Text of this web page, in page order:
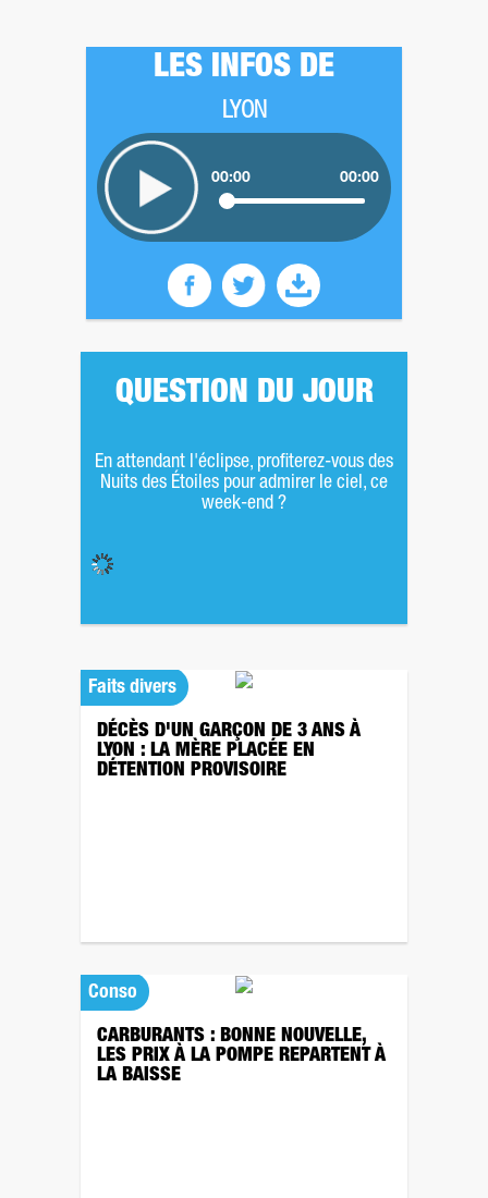
LES INFOS DE
LYON
00:00 00:00
QUESTION DU JOUR
En attendant l'éclipse, profiterez-vous des
Nuits des Étoiles pour admirer le ciel, ce
week-end ?
Faits divers
DÉCÈS D'UN GARÇON DE 3 ANS À
LYON : LA MÈRE PLACÉE EN
DÉTENTION PROVISOIRE
Conso
CARBURANTS : BONNE NOUVELLE,
LES PRIX À LA POMPE REPARTENT À
LA BAISSE